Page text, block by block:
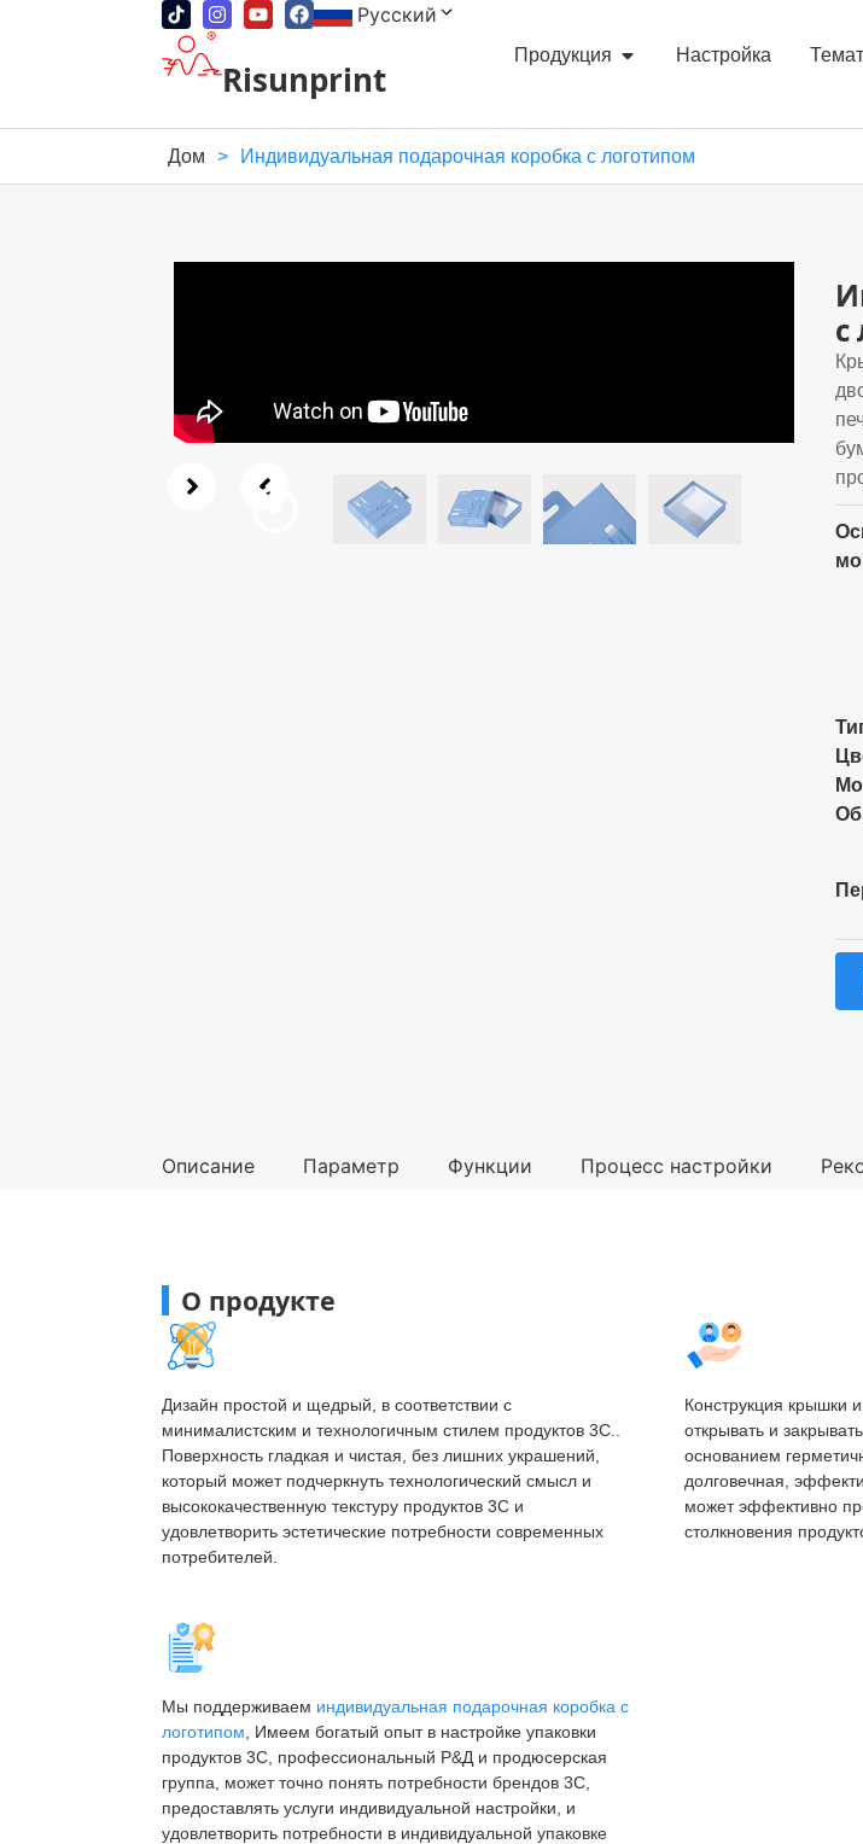
Русский
Risunprint
Продукция Настройка
Дом > Индивидуальная подарочная коробка с логотипом
с
Описание Параметр Функции Процесс настройки
О продукте
Дизайн простой и щедрый, в соответствии с
минималистским и технологичным стилем продуктов 3C..
Поверхность гладкая и чистая, без лишних украшений,
который может подчеркнуть технологический смысл и
высококачественную текстуру продуктов 3C и
удовлетворить эстетические потребности современных
потребителей.
Конструкция крышки
открывать и
основанием
долговечная,
может эффективно
столкновения
Мы поддерживаем индивидуальная подарочная коробка с
логотипом , Имеем богатый опыт в настройке упаковки
продуктов 3C, профессиональный Р&Д и продюсерская
группа, может точно понять потребности брендов 3C,
предоставлять услуги индивидуальной настройки, и
удовлетворить потребности в индивидуальной упаковке